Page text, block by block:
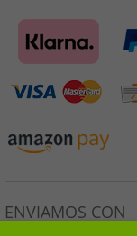
ENVIAMOS CON